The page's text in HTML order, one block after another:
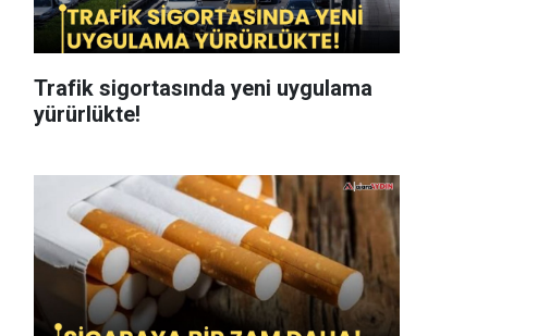
Trafik sigortasında yeni uygulama
yürürlükte!